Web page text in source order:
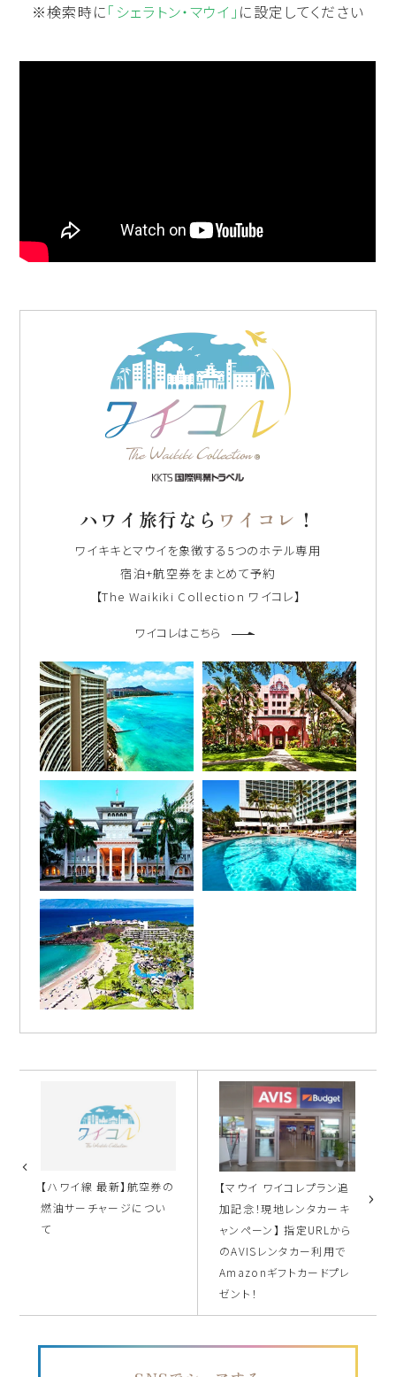
※検索時に「シェラトン・マウイ」 に設定してください
ハワイ旅行なら ワイコレ ！
ワイキキとマウイを象徴する5つのホテル専用
宿泊+航空券をまとめて予約
【The Waikiki Collection ワイコレ】
ワイコレはこちら
【ハワイ線 最新】航空券の
燃油サーチャージについ
て
【マウイ ワイコレプラン追
加記念！現地レンタカーキ
ャンペーン】 指定URLから
のAVISレンタカー利用で
Amazonギフトカードプレ
ゼント！